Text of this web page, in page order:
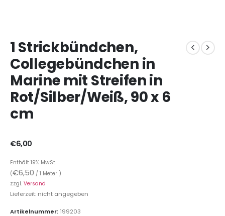
1 Strickbündchen,
Collegebündchen in
Marine mit Streifen in
Rot/Silber/Weiß, 90 x 6
cm
€6,00
Enthält 19% MwSt.
(€6,50 / 1 Meter )
zzgl. Versand
Lieferzeit: nicht angegeben
Artikelnummer: 199203